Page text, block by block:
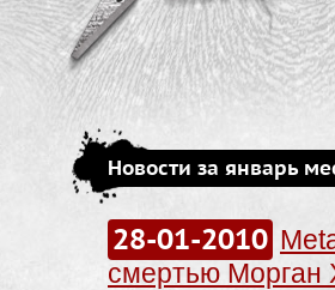
Новости за январь
28-01-2010
смертью Морган